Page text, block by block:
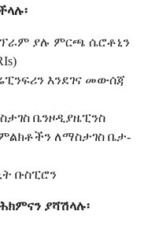
ያሉ ምርጫ ሴሮቶኒን
እንደገና መውሰጃ
ቤንዞዲያዜፒንስ
ለማስታገስ ቤታ-
ቡስፒሮን
ያሻሽላሉ፡